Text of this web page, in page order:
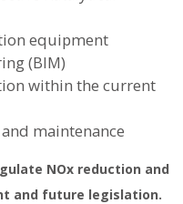
equipment
(BIM)
within the current
maintenance
NOx reduction and
and future legislation.